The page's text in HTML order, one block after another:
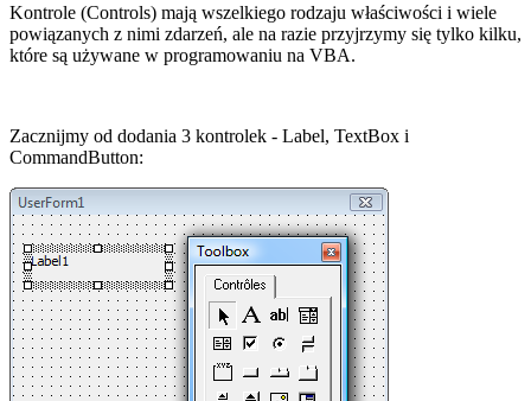
Kontrole (Controls) mają wszelkiego rodzaju właściwości i wiele
powiązanych z nimi zdarzeń, ale na razie przyjrzymy się tylko kilku,
które są używane w programowaniu na VBA.
Zacznijmy od dodania 3 kontrolek - Label, TextBox i
CommandButton: